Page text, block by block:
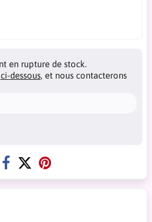
en rupture de stock.
ci-dessous, et nous contacterons